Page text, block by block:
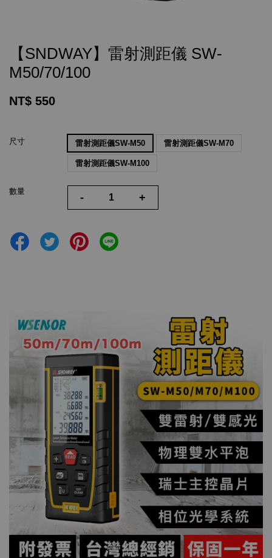
【SNDWAY】雷射測距儀 SW-
M50/70/100
NT$ 550
尺寸 雷射測距儀SW-M50 雷射測距儀SW-M70
雷射測距儀SW-M100
數量
- +